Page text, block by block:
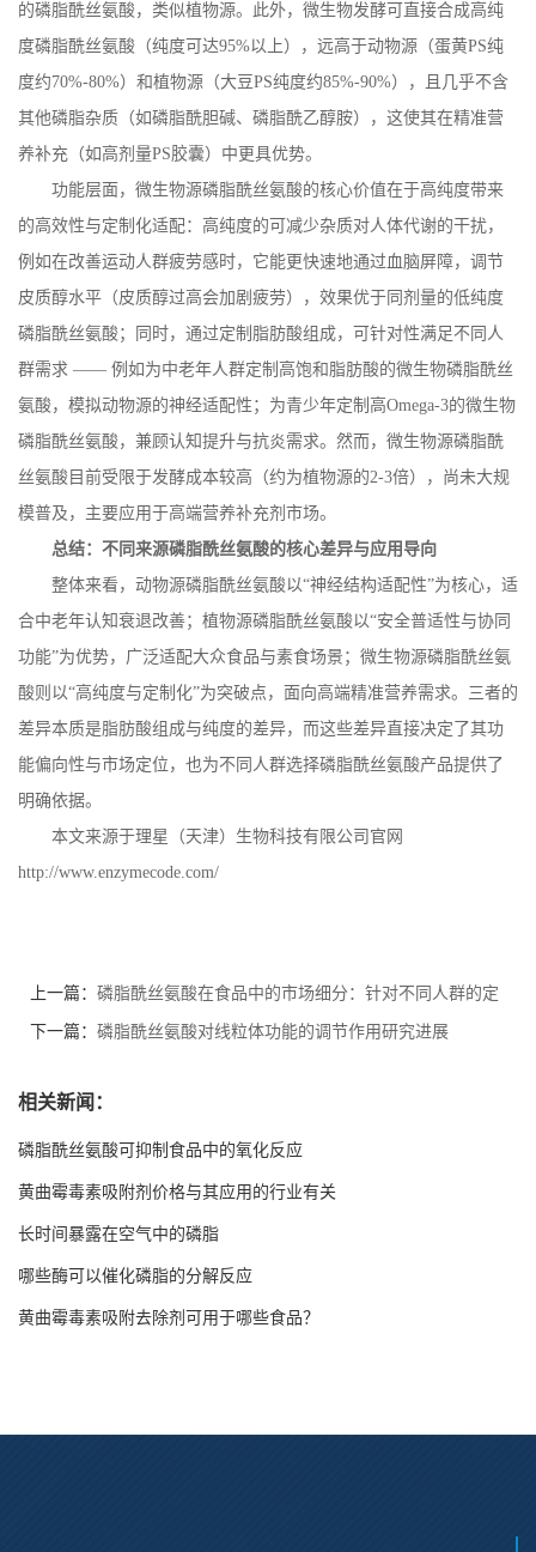
的磷脂酰丝氨酸，类似植物源。此外，微生物发酵可直接合成高纯
度磷脂酰丝氨酸（纯度可达95%以上），远高于动物源（蛋黄PS纯
度约70%-80%）和植物源（大豆PS纯度约85%-90%），且几乎不含
其他磷脂杂质（如磷脂酰胆碱、磷脂酰乙醇胺），这使其在精准营
养补充（如高剂量PS胶囊）中更具优势。
功能层面，微生物源磷脂酰丝氨酸的核心价值在于高纯度带来
的高效性与定制化适配：高纯度的可减少杂质对人体代谢的干扰，
例如在改善运动人群疲劳感时，它能更快速地通过血脑屏障，调节
皮质醇水平（皮质醇过高会加剧疲劳），效果优于同剂量的低纯度
磷脂酰丝氨酸；同时，通过定制脂肪酸组成，可针对性满足不同人
群需求 —— 例如为中老年人群定制高饱和脂肪酸的微生物磷脂酰丝
氨酸，模拟动物源的神经适配性；为青少年定制高Omega-3的微生物
磷脂酰丝氨酸，兼顾认知提升与抗炎需求。然而，微生物源磷脂酰
丝氨酸目前受限于发酵成本较高（约为植物源的2-3倍），尚未大规
模普及，主要应用于高端营养补充剂市场。
总结：不同来源磷脂酰丝氨酸的核心差异与应用导向
整体来看，动物源磷脂酰丝氨酸以“神经结构适配性”为核心，适
合中老年认知衰退改善；植物源磷脂酰丝氨酸以“安全普适性与协同
功能”为优势，广泛适配大众食品与素食场景；微生物源磷脂酰丝氨
酸则以“高纯度与定制化”为突破点，面向高端精准营养需求。三者的
差异本质是脂肪酸组成与纯度的差异，而这些差异直接决定了其功
能偏向性与市场定位，也为不同人群选择磷脂酰丝氨酸产品提供了
明确依据。
本文来源于理星（天津）生物科技有限公司官网
http://www.enzymecode.com/
上一篇： 磷脂酰丝氨酸在食品中的市场细分：针对不同人群的定
制化产品
下一篇： 磷脂酰丝氨酸对线粒体功能的调节作用研究进展
相关新闻：
磷脂酰丝氨酸可抑制食品中的氧化反应
黄曲霉毒素吸附剂价格与其应用的行业有关
长时间暴露在空气中的磷脂
哪些酶可以催化磷脂的分解反应
黄曲霉毒素吸附去除剂可用于哪些食品？